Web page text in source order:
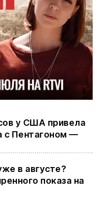
у США привела
с Пентагоном —
в августе?
показа на